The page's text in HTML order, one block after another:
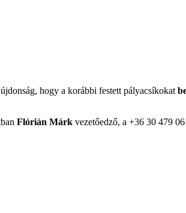
hogy a korábbi festett pályacsíkokat
Flórián Márk vezetőedző, a +36 30 479